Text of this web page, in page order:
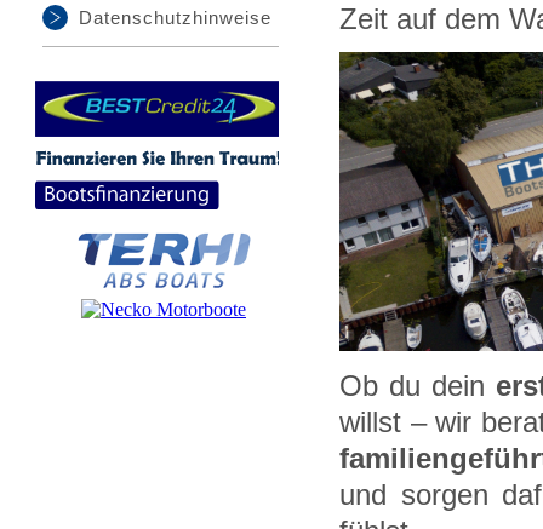
Datenschutzhinweise
Zeit auf dem
Ob du dein
willst – wir
und sorgen